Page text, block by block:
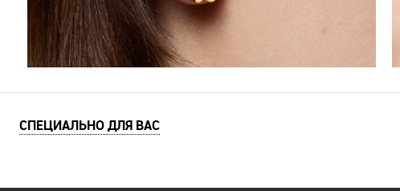
СПЕЦИАЛЬНО ДЛЯ ВАС